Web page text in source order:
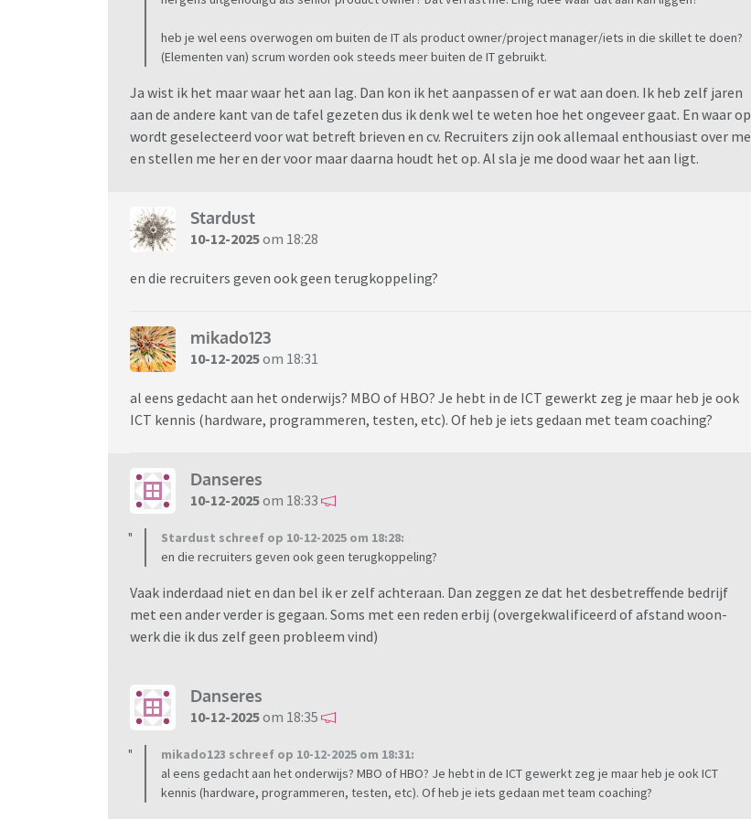
heb je wel eens overwogen om buiten de IT als product owner/project manager/iets in die skillet te doen?
(Elementen van) scrum worden ook steeds meer buiten de IT gebruikt.
Ja wist ik het maar waar het aan lag. Dan kon ik het aanpassen of er wat aan doen. Ik heb zelf jaren
aan de andere kant van de tafel gezeten dus ik denk wel te weten hoe het ongeveer gaat. En waar op
wordt geselecteerd voor wat betreft brieven en cv. Recruiters zijn ook allemaal enthousiast over me
en stellen me her en der voor maar daarna houdt het op. Al sla je me dood waar het aan ligt.
Stardust
10-12-2025om 18:28
en die recruiters geven ook geen terugkoppeling?
mikado123
10-12-2025om 18:31
al eens gedacht aan het onderwijs? MBO of HBO? Je hebt in de ICT gewerkt zeg je maar heb je ook
ICT kennis (hardware, programmeren, testen, etc). Of heb je iets gedaan met team coaching?
Danseres
10-12-2025om 18:33
Stardust schreef op 10-12-2025 om 18:28:
en die recruiters geven ook geen terugkoppeling?
Vaak inderdaad niet en dan bel ik er zelf achteraan. Dan zeggen ze dat het desbetreffende bedrijf
met een ander verder is gegaan. Soms met een reden erbij (overgekwalificeerd of afstand woon-
werk die ik dus zelf geen probleem vind)
Danseres
10-12-2025om 18:35
mikado123 schreef op 10-12-2025 om 18:31:
al eens gedacht aan het onderwijs? MBO of HBO? Je hebt in de ICT gewerkt zeg je maar heb je ook ICT
kennis (hardware, programmeren, testen, etc). Of heb je iets gedaan met team coaching?